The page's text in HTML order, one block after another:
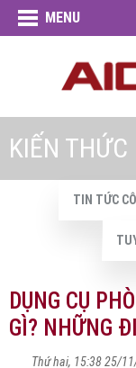
MENU
KIẾN THỨC
TIN TỨC
DỤNG CỤ
GÌ? NHỮNG
Thứ hai, 15:38 25/